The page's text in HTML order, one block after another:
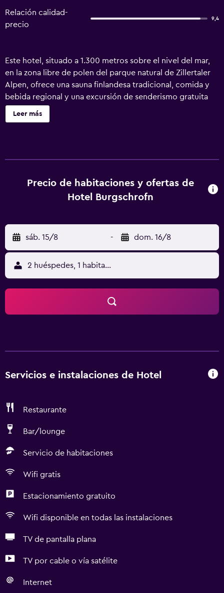
Relación calidad-
precio
9,4
Este hotel, situado a 1.300 metros sobre el nivel del mar,
en la zona libre de polen del parque natural de Zillertaler
Alpen, ofrece una sauna finlandesa tradicional, comida y
bebida regional y una excursión de senderismo gratuita
por las rutas naturales del Tirol, así como caminatas
guiadas y un programa semanal de senderismo con la
se sirve un desayuno buffet abundante recién preparado
en el restaurante de estilo rústico del Burgschrofn. La zona
niños juegan en el parque infantil del establecimiento. El
parque de escalada Spannagel Penken se encuentra a 10
minutos en coche. En el Ski & Gletscherwelt Zillertal 3000,
situado a 5 minutos a pie, se puede practicar esquí
durante todo el año.
Leer más
Precio de habitaciones y ofertas de
Hotel Burgschrofn
sáb. 15/8 - dom. 16/8
2 huéspedes, 1 habitación
Servicios e instalaciones de Hotel
Restaurante
Bar/lounge
Servicio de habitaciones
Wifi gratis
Estacionamiento gratuito
Wifi disponible en todas las instalaciones
TV de pantalla plana
TV por cable o vía satélite
Internet